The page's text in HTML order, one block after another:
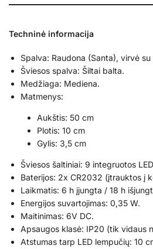
Techninė informacija
Spalva: Raudona (Santa), virvė
Šviesos spalva: Šiltai balta.
Medžiaga: Mediena.
Matmenys:
Aukštis: 50 cm
Plotis: 10 cm
Gylis: 3,5 cm
Šviesos šaltiniai: 9 integruotos
Baterijos: 2x CR2032 (įtrauktos į
Laikmatis: 6 h įjungta / 18 h
Energijos suvartojimas: 0,35 W.
Maitinimas: 6V DC.
Apsaugos klasė: IP20 (tik vidaus
Atstumas tarp LED lempučių: 10